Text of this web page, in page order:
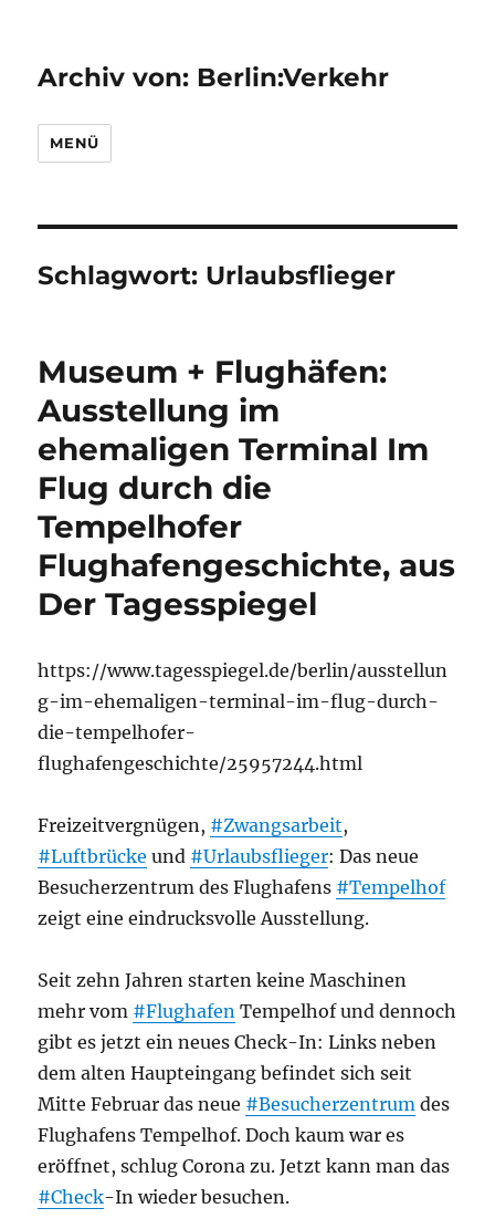
Archiv von: Berlin:Verkehr
MENÜ
Schlagwort: Urlaubsflieger
Museum + Flughäfen:
Ausstellung im
ehemaligen Terminal Im
Flug durch die
Tempelhofer
Flughafengeschichte, aus
Der Tagesspiegel
https://www.tagesspiegel.de/berlin/ausstellun
g-im-ehemaligen-terminal-im-flug-durch-
die-tempelhofer-
flughafengeschichte/25957244.html
Freizeitvergnügen, #Zwangsarbeit,
#Luftbrücke und #Urlaubsflieger: Das neue
Besucherzentrum des Flughafens #Tempelhof
zeigt eine eindrucksvolle Ausstellung.
Seit zehn Jahren starten keine Maschinen
mehr vom #Flughafen Tempelhof und dennoch
gibt es jetzt ein neues Check-In: Links neben
dem alten Haupteingang befindet sich seit
Mitte Februar das neue #Besucherzentrum des
Flughafens Tempelhof. Doch kaum war es
eröffnet, schlug Corona zu. Jetzt kann man das
#Check-In wieder besuchen.